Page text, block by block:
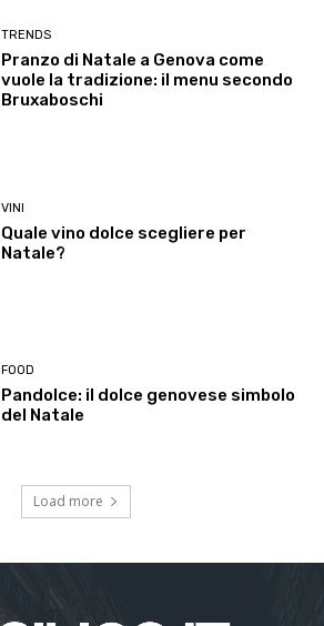
TRENDS
Pranzo di Natale a Genova come
vuole la tradizione: il menu secondo
Bruxaboschi
VINI
Quale vino dolce scegliere per
Natale?
FOOD
Pandolce: il dolce genovese simbolo
del Natale
Load more